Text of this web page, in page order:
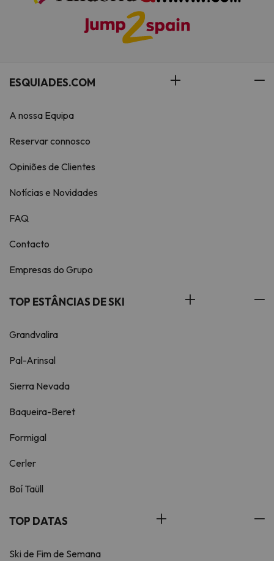
ESQUIADES.COM
A nossa Equipa
Reservar connosco
Opiniões de Clientes
Notícias e Novidades
FAQ
Contacto
Empresas do Grupo
TOP ESTÂNCIAS DE SKI
Grandvalira
Pal-Arinsal
Sierra Nevada
Baqueira-Beret
Formigal
Cerler
Boí Taüll
TOP DATAS
Ski de Fim de Semana